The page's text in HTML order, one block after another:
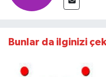
Bunlar da ilginizi